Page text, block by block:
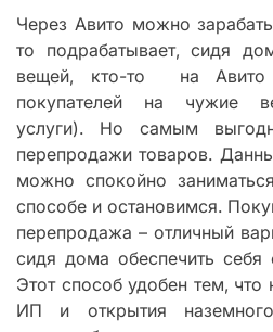
Через Авито можно
то подрабатывает, сидя
вещей, кто-то на Авито
покупателей на чужие
услуги). Но самым
перепродажи товаров.
можно спокойно
способе и остановимся.
перепродажа – отличный
сидя дома обеспечить
Этот способ удобен тем, что
ИП и открытия